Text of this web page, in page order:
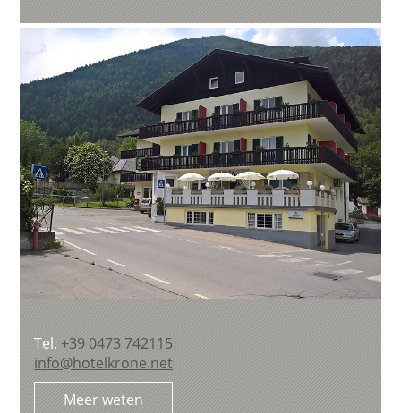
Tel.+39 0473 742115
info@hotelkrone.net
Meer weten